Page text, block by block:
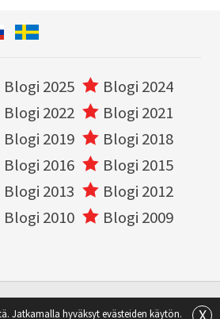
Blogi 2025
Blogi 2024
Blogi 2022
Blogi 2021
Blogi 2019
Blogi 2018
Blogi 2016
Blogi 2015
Blogi 2013
Blogi 2012
Blogi 2010
Blogi 2009
Jatkamalla hyväksyt evästeiden käytön. X